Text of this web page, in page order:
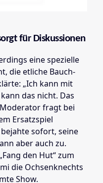
für Diskussionen
eine spezielle
die etliche Bauch-
„Ich kann mit
das nicht. Das
fragt bei
Ersatzspiel
sofort, seine
aber auch zu.
den Hut“ zum
die Ochsenknechts
Show.